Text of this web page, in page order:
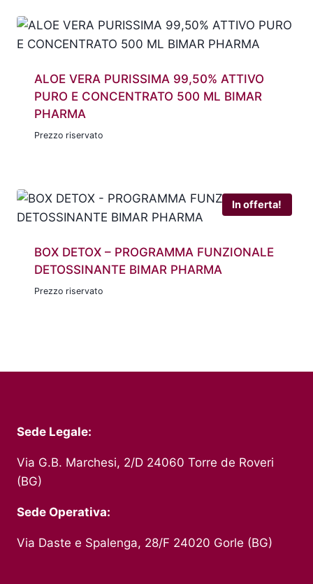
ALOE VERA PURISSIMA 99,50% ATTIVO
PURO E CONCENTRATO 500 ML BIMAR
PHARMA
Prezzo riservato
In offerta!
BOX DETOX – PROGRAMMA FUNZIONALE
DETOSSINANTE BIMAR PHARMA
Prezzo riservato
Sede Legale:
Via G.B. Marchesi, 2/D 24060 Torre de Roveri
(BG)
Sede Operativa:
Via Daste e Spalenga, 28/F 24020 Gorle (BG)